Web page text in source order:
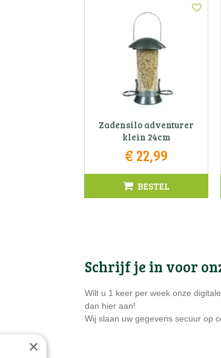
Zadensilo adventurer
klein 24cm
€ 22,99
BESTEL
Schrijf je in voor
Wilt u 1 keer per week onze
dan hier aan!
Wij slaan uw gegevens secuur op
×